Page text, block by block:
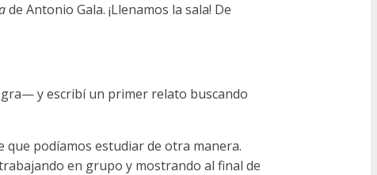
de Antonio Gala. ¡Llenamos la sala! De
y escribí un primer relato buscando
que podíamos estudiar de otra manera.
en grupo y mostrando al final de